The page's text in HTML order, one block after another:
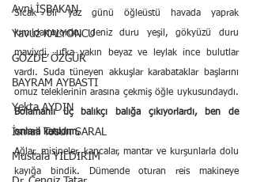
Avni İŞBAKAN
Yavuz KALYONCU
GÖZDE ÖZGÜR
BAYRAM AYBASTI
Yekta AYDIN
İsmail Tosun SARAL
Mustafa YILDIRIM
Sıcak bir yaz günü öğleüstü havada yaprak
kımıldamıyordu, deniz duru yeşil, gökyüzü duru
maviydi, ufka yakın beyaz ve leylak ince bulutlar
vardı. Suda tüneyen akkuşlar karabataklar başlarını
Bolamanlı üç balıkçı balığa çıkıyorlardı, ben de
onlara katıldım.
Ağlar, misineler, kancalar, mantar ve kurşunlarla dolu
kayığa bindik. Dümende oturan reis makineye